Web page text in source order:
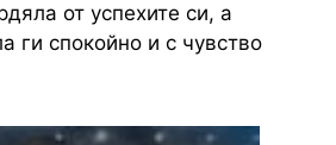
от успехите си, а
ги спокойно и с чувство